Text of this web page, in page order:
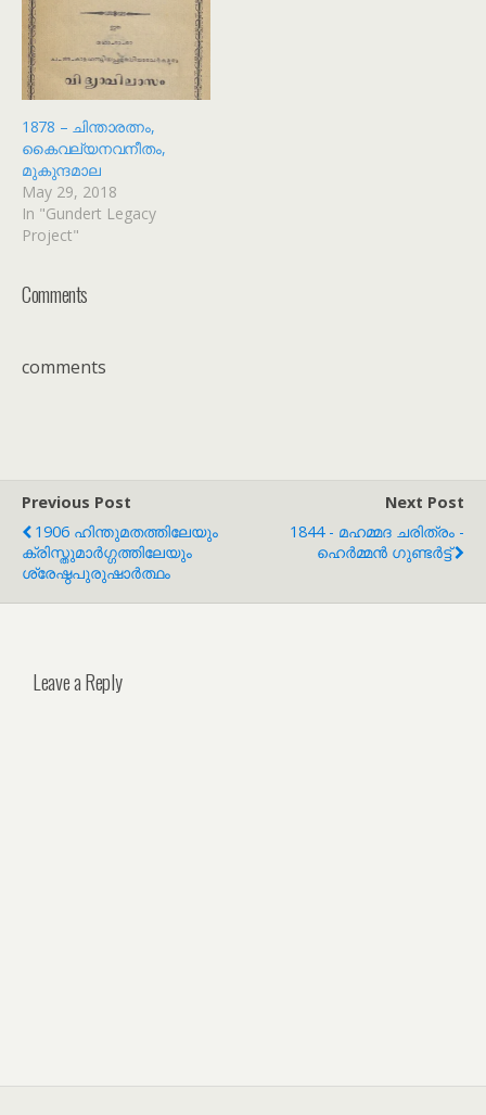
1878 – ചിന്താരത്നം,
കൈവല്യനവനീതം,
മുകുന്ദമാല
May 29, 2018
In "Gundert Legacy
Project"
Comments
comments
Previous Post
1906 ഹിന്തുമതത്തിലേയും
ക്രിസ്തുമാർഗ്ഗത്തിലേയും
ശ്രേഷ്ഠപുരുഷാർത്ഥം
Next Post
1844 - മഹമ്മദ ചരിത്രം -
ഹെർമ്മൻ ഗുണ്ടർട്ട്
Leave a Reply